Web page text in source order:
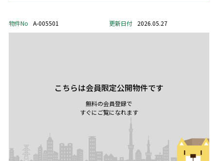
物件No A-005501 更新日付 2026.05.27
こちらは会員限定公開物件です
無料の会員登録で
すぐにご覧になれます